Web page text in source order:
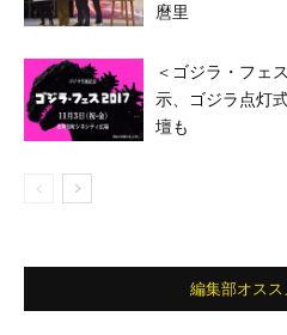
麿里
＜ゴジラ・フェ
示、ゴジラ点灯
壇も
編集部オス